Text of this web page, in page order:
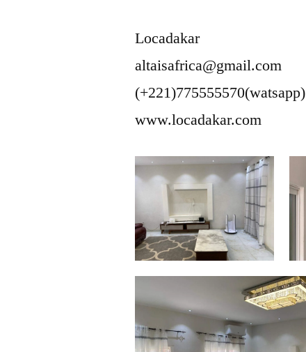
Locadakar
altaisafrica@gmail.com
(+221)775555570(watsapp)
www.locadakar.com